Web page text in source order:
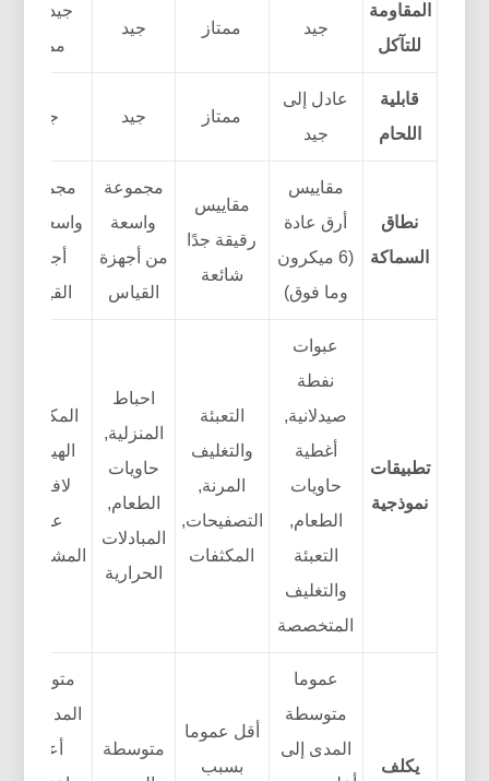
المقاومة
للتآكل
جيد ممتاز جيد
جيد إلى
ممتاز
قابلية
اللحام
عادل إلى
جيد
ممتاز جيد جيد
نطاق
السماكة
مقاييس
أرق عادة
(6 ميكرون
وما فوق)
مقاييس
رقيقة جدًا
شائعة
مجموعة
واسعة
من أجهزة
القياس
مجموعة
واسعة من
أجهزة
القياس
تطبيقات
نموذجية
عبوات
نفطة
صيدلانية,
أغطية
حاويات
الطعام,
التعبئة
والتغليف
المتخصصة
التعبئة
والتغليف
المرنة,
التصفيحات,
المكثفات
احباط
المنزلية,
حاويات
الطعام,
المبادلات
الحرارية
المكونات
الهيكلية,
لافتات,
علب
المشروبات
يكلف
عموما
متوسطة
المدى إلى
أقل عموما
بسبب
متوسطة
متوسط ​​
المدى إلى
أعلى